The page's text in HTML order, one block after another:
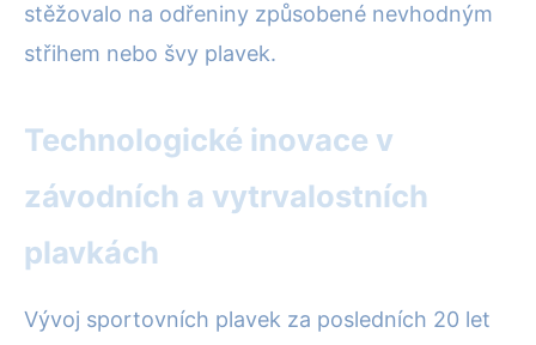
stěžovalo na odřeniny způsobené nevhodným
střihem nebo švy plavek.
Technologické inovace v
závodních a vytrvalostních
plavkách
Vývoj sportovních plavek za posledních 20 let